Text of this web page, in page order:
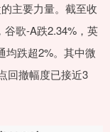
主要力量。截至收
谷歌-A跌2.34%，英
均跌超2%。其中微
回撤幅度已接近3